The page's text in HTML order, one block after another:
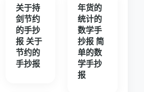
关于持
剑节约
的手抄
报 关于
节约的
手抄报
年货的
统计的
数学手
抄报 简
单的数
学手抄
报